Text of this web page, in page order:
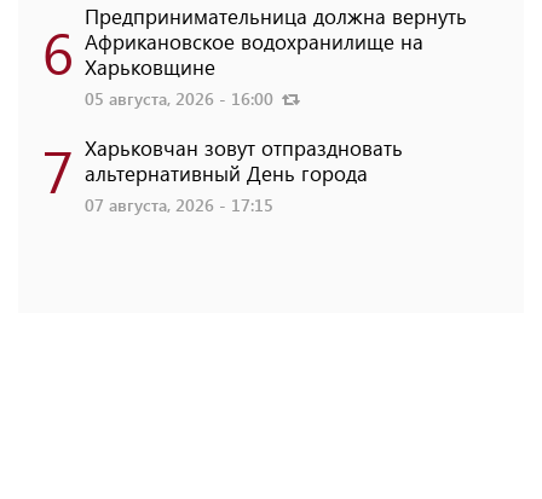
6 Предпринимательница должна вернуть
Африкановское водохранилище на
Харьковщине
05 августа, 2026 - 16:00
7 Харьковчан зовут отпраздновать
альтернативный День города
07 августа, 2026 - 17:15